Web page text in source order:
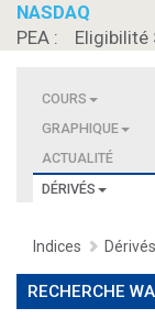
NASDAQ
PEA :
Eligibilité
COURS
GRAPHIQUE
ACTUALITÉ
DÉRIVÉS
Indices Dérivés
RECHERCHE